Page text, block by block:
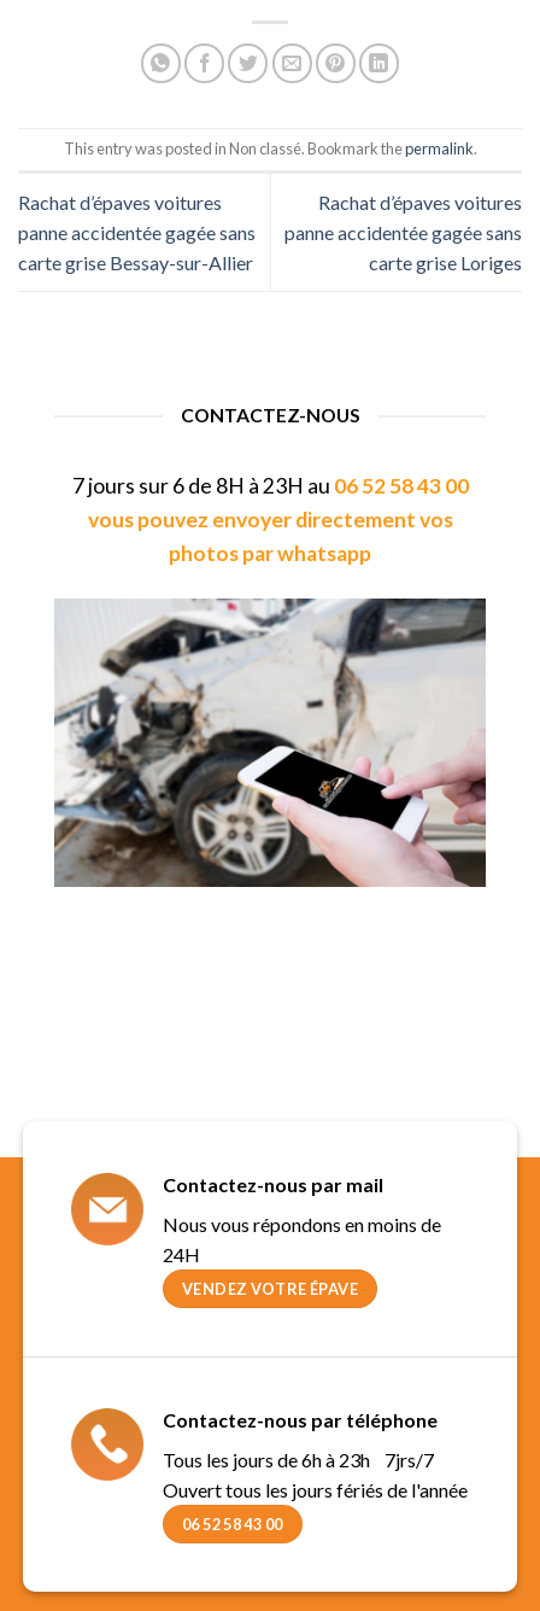
This entry was posted in Non classé. Bookmark thepermalink.
Rachat d’épaves voitures
panne accidentée gagée sans
carte grise Bessay-sur-Allier
Rachat d’épaves voitures
panne accidentée gagée sans
carte grise Loriges
CONTACTEZ-NOUS
7 jours sur 6 de 8H à 23H au 06 52 58 43 00
vous pouvez envoyer directement vos
photos par whatsapp
Contactez-nous par mail
Nous vous répondons en moins de
24H
VENDEZ VOTRE ÉPAVE
Contactez-nous par téléphone
Tous les jours de 6h à 23h 7jrs/7
Ouvert tous les jours fériés de l'année
06 52 58 43 00